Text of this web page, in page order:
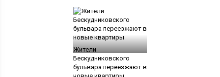
Жители
Бескудниковского
бульвара переезжают в